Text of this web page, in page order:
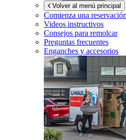
Volver al menú principal
Comienza una reservación
Videos instructivos
Consejos para remolcar
Preguntas frecuentes
Enganches y accesorios